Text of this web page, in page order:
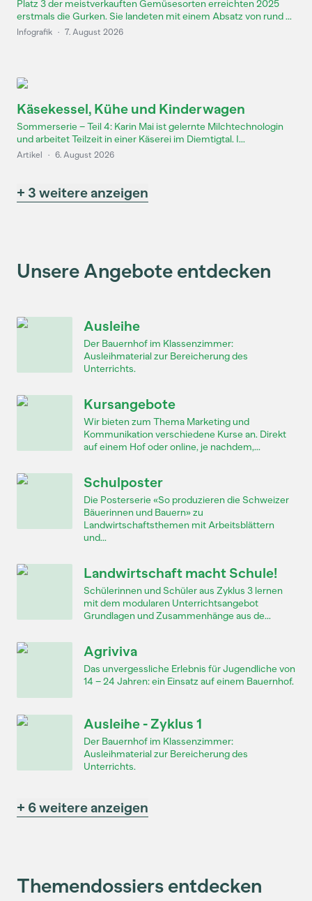
Platz 3 der meistverkauften Gemüsesorten erreichten 2025
erstmals die Gurken. Sie landeten mit einem Absatz von rund ...
Infografik · 7. August 2026
Käsekessel, Kühe und Kinderwagen
Sommerserie – Teil 4: Karin Mai ist gelernte Milchtechnologin
und arbeitet Teilzeit in einer Käserei im Diemtigtal. I...
Artikel · 6. August 2026
+ 3 weitere anzeigen
Unsere Angebote entdecken
Ausleihe
Der Bauernhof im Klassenzimmer:
Ausleihmaterial zur Bereicherung des
Unterrichts.
Kursangebote
Wir bieten zum Thema Marketing und
Kommunikation verschiedene Kurse an. Direkt
auf einem Hof oder online, je nachdem,...
Schulposter
Die Posterserie «So produzieren die Schweizer
Bäuerinnen und Bauern» zu
Landwirtschaftsthemen mit Arbeitsblättern
und...
Landwirtschaft macht Schule!
Schülerinnen und Schüler aus Zyklus 3 lernen
mit dem modularen Unterrichtsangebot
Grundlagen und Zusammenhänge aus de...
Agriviva
Das unvergessliche Erlebnis für Jugendliche von
14 – 24 Jahren: ein Einsatz auf einem Bauernhof.
Ausleihe - Zyklus 1
Der Bauernhof im Klassenzimmer:
Ausleihmaterial zur Bereicherung des
Unterrichts.
+ 6 weitere anzeigen
Themendossiers entdecken